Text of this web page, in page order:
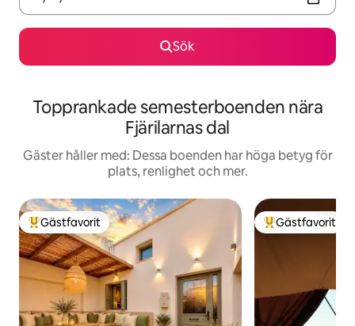
Sök
Topprankade semesterboenden nära
Fjärilarnas dal
Gäster håller med: Dessa boenden har höga betyg för
plats, renlighet och mer.
Populär gästfavorit
Gästfavorit Populär
Gästfavorit